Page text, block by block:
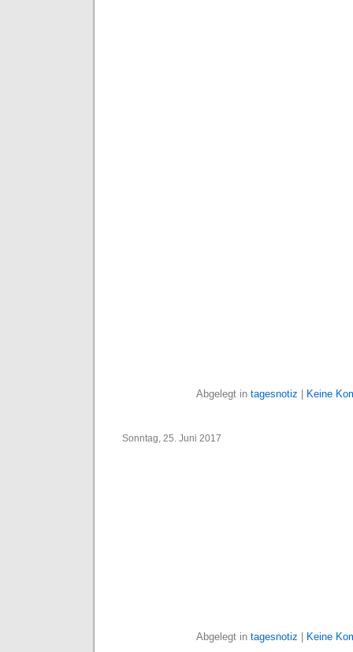
Abgelegt in tagesnotiz Keine
Sonntag, 25. Juni 2017
Abgelegt in tagesnotiz Keine